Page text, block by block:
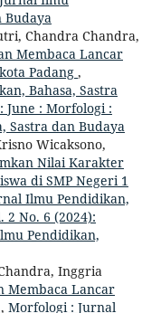
Budaya
Chandra Chandra,
Membaca Lancar
Padang ,
Bahasa, Sastra
June : Morfologi :
Sastra dan Budaya
Wicaksono,
Nilai Karakter
di SMP Negeri 1
Ilmu Pendidikan,
2 No. 6 (2024):
Pendidikan,
Inggria
Membaca Lancar
, Morfologi : Jurnal